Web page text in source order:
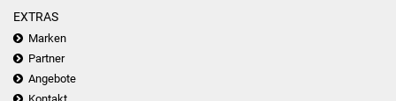
EXTRAS
Marken
Partner
Angebote